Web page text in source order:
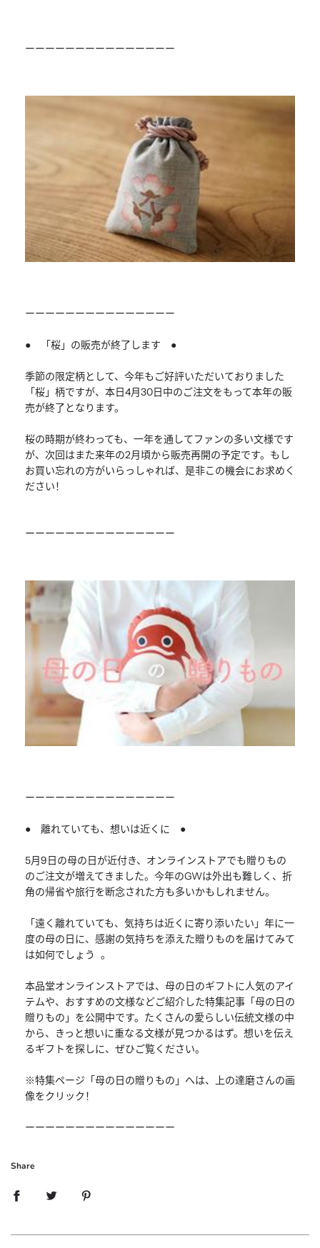
ーーーーーーーーーーーーーーー
ーーーーーーーーーーーーーーー
● 「桜」の販売が終了します ●
季節の限定柄として、今年もご好評いただいておりました
「桜」柄ですが、本日4月30日中のご注文をもって本年の販
売が終了となります。
桜の時期が終わっても、一年を通してファンの多い文様です
が、次回はまた来年の2月頃から販売再開の予定です。もし
お買い忘れの方がいらっしゃれば、是非この機会にお求めく
ださい！
ーーーーーーーーーーーーーーー
ーーーーーーーーーーーーーーー
● 離れていても、想いは近くに ●
5月9日の母の日が近付き、オンラインストアでも贈りもの
のご注文が増えてきました。今年のGWは外出も難しく、折
角の帰省や旅行を断念された方も多いかもしれません。
「遠く離れていても、気持ちは近くに寄り添いたい」年に一
度の母の日に、感謝の気持ちを添えた贈りものを届けてみて
は如何でしょう 。
本品堂オンラインストアでは、母の日のギフトに人気のアイ
テムや、おすすめの文様などご紹介した特集記事「母の日の
贈りもの」を公開中です。たくさんの愛らしい伝統文様の中
から、きっと想いに重なる文様が見つかるはず。想いを伝え
るギフトを探しに、ぜひご覧ください。
※特集ページ「母の日の贈りもの」へは、上の達磨さんの画
像をクリック！
ーーーーーーーーーーーーーーー
Share